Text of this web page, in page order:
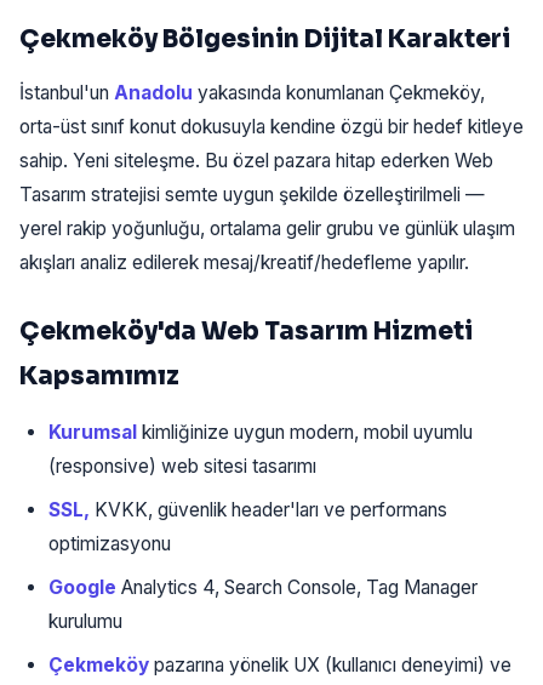
Çekmeköy Bölgesinin Dijital Karakteri
İstanbul'un Anadolu yakasında konumlanan Çekmeköy,
orta-üst sınıf konut dokusuyla kendine özgü bir hedef kitleye
sahip. Yeni siteleşme. Bu özel pazara hitap ederken Web
Tasarım stratejisi semte uygun şekilde özelleştirilmeli —
yerel rakip yoğunluğu, ortalama gelir grubu ve günlük ulaşım
akışları analiz edilerek mesaj/kreatif/hedefleme yapılır.
Çekmeköy'da Web Tasarım Hizmeti
Kapsamımız
Kurumsal kimliğinize uygun modern, mobil uyumlu
(responsive) web sitesi tasarımı
SSL, KVKK, güvenlik header'ları ve performans
optimizasyonu
Google Analytics 4, Search Console, Tag Manager
kurulumu
Çekmeköy pazarına yönelik UX (kullanıcı deneyimi) ve